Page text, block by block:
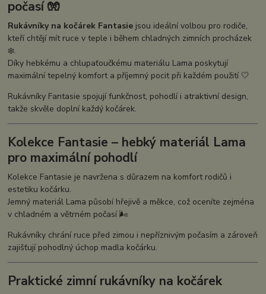
počasí 🧤
Rukávníky na kočárek Fantasie jsou ideální volbou pro rodiče,
kteří chtějí mít ruce v teple i během chladných zimních procházek
❄️.
Díky hebkému a chlupaťoučkému materiálu Lama poskytují
maximální tepelný komfort a příjemný pocit při každém použití 🤍
Rukávníky Fantasie spojují funkčnost, pohodlí i atraktivní design,
takže skvěle doplní každý kočárek.
Kolekce Fantasie – hebký materiál Lama
pro maximální pohodlí
Kolekce Fantasie je navržena s důrazem na komfort rodičů i
estetiku kočárku.
Jemný materiál Lama působí hřejivě a měkce, což oceníte zejména
v chladném a větrném počasí 🌬️
Rukávníky chrání ruce před zimou i nepříznivým počasím a zároveň
zajišťují pohodlný úchop madla kočárku.
Praktické zimní rukávníky na kočárek